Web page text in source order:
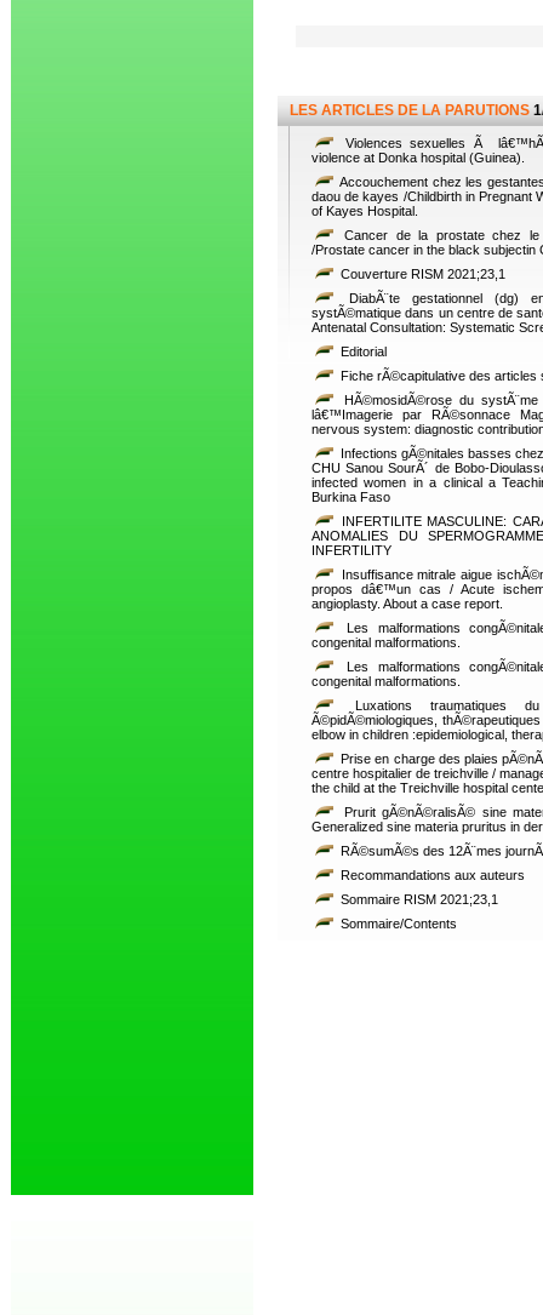
LES ARTICLES DE LA PARUTIONS
Violences sexuelles Ã
violence at Donka hospital (Guinea).
Accouchement chez les
daou de kayes /Childbirth in Pregnant
of Kayes Hospital.
Cancer de la prostate chez
/Prostate cancer in the black subjectin
Couverture RISM 2021;23,1
DiabÃ¨te gestationnel (dg)
systÃ©matique dans un centre de
Antenatal Consultation: Systematic
Editorial
Fiche rÃ©capitulative des articles
HÃ©mosidÃ©rose du
lâ€™Imagerie par RÃ©sonnace
nervous system: diagnostic
Infections gÃ©nitales basses
CHU Sanou SourÃ´ de Bobo-
infected women in a clinical a
Burkina Faso
INFERTILITE MASCULINE:
ANOMALIES DU
INFERTILITY
Insuffisance mitrale aigue
propos dâ€™un cas / Acute
angioplasty. About a case report.
Les malformations
congenital malformations.
Les malformations
congenital malformations.
Luxations traumatiques
Ã©pidÃ©miologiques,
elbow in children :epidemiological,
Prise en charge des plaies
centre hospitalier de treichville /
the child at the Treichville hospital
Prurit gÃ©nÃ©ralisÃ© sine
Generalized sine materia pruritus in
RÃ©sumÃ©s des 12Ã¨mes
Recommandations aux auteurs
Sommaire RISM 2021;23,1
Sommaire/Contents